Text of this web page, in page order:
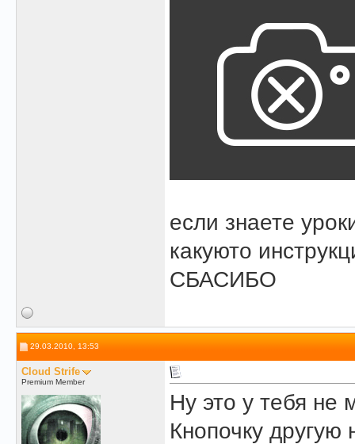
если знаете
какуюто
СБАСИБО
29.03.2010, 13:53
Cloud Strife
Premium Member
Ну это у тебя не
Кнопочку